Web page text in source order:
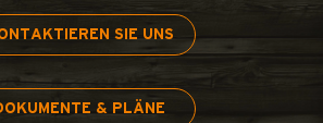
SIE UNS
& PLÄNE